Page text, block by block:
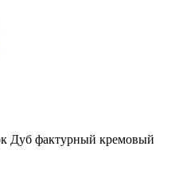
Дуб фактурный кремовый